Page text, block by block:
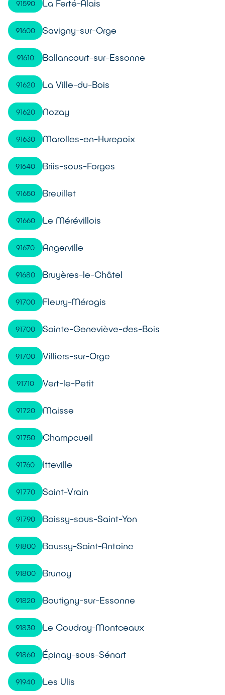
91590 La Ferté-Alais
91600 Savigny-sur-Orge
91610 Ballancourt-sur-Essonne
91620 La Ville-du-Bois
91620 Nozay
91630 Marolles-en-Hurepoix
91640 Briis-sous-Forges
91650 Breuillet
91660 Le Mérévillois
91670 Angerville
91680 Bruyères-le-Châtel
91700 Fleury-Mérogis
91700 Sainte-Geneviève-des-Bois
91700 Villiers-sur-Orge
91710 Vert-le-Petit
91720 Maisse
91750 Champcueil
91760 Itteville
91770 Saint-Vrain
91790 Boissy-sous-Saint-Yon
91800 Boussy-Saint-Antoine
91800 Brunoy
91820 Boutigny-sur-Essonne
91830 Le Coudray-Montceaux
91860 Épinay-sous-Sénart
91940 Les Ulis